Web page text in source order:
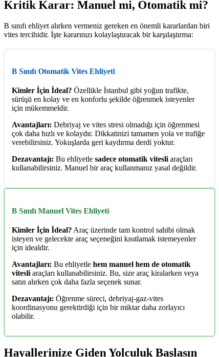
Kritik Karar: Manuel mi, Otomatik mi?
B sınıfı ehliyet alırken vermeniz gereken en önemli kararlardan biri
vites tercihidir. İşte kararınızı kolaylaştıracak bir karşılaştırma:
B Sınıfı Otomatik Vites Ehliyeti
Kimler İçin İdeal? Özellikle İstanbul gibi yoğun trafikte,
sürüşü en kolay ve en konforlu şekilde öğrenmek isteyenler
için mükemmeldir.
Avantajları: Debriyaj ve vites stresi olmadığı için öğrenmesi
çok daha hızlı ve kolaydır. Dikkatinizi tamamen yola ve trafiğe
verebilirsiniz. Yokuşlarda geri kaydırma derdi yoktur.
Dezavantajı: Bu ehliyetle sadece otomatik vitesliaraçları
kullanabilirsiniz. Manuel bir araç kullanmanız yasal değildir.
B Sınıfı Manuel Vites Ehliyeti
Kimler İçin İdeal? Araç üzerinde tam kontrol sahibi olmak
isteyen ve gelecekte araç seçeneğini kısıtlamak istemeyenler
için idealdir.
Avantajları: Bu ehliyetle hem manuel hem de otomatik
vitesli araçları kullanabilirsiniz. Bu, size araç kiralarken veya
satın alırken çok daha fazla seçenek sunar.
Dezavantajı: Öğrenme süreci, debriyaj-gaz-vites
koordinasyonu gerektirdiği için bir miktar daha zorlayıcı
olabilir.
Hayallerinize Giden Yolculuk Başlasın